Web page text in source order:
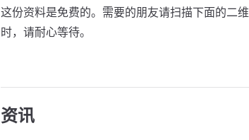
这份资料是免费的。需要的朋友请扫描下面的二
时，请耐心等待。
资讯